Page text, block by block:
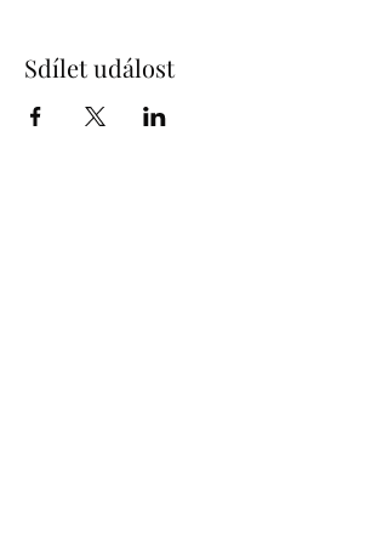
Sdílet událost